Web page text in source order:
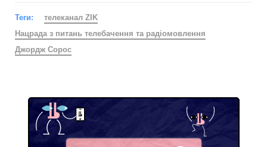
Теги:
телеканал ZIK
Нацрада з питань телебачення та радіомовлення
Джордж Сорос